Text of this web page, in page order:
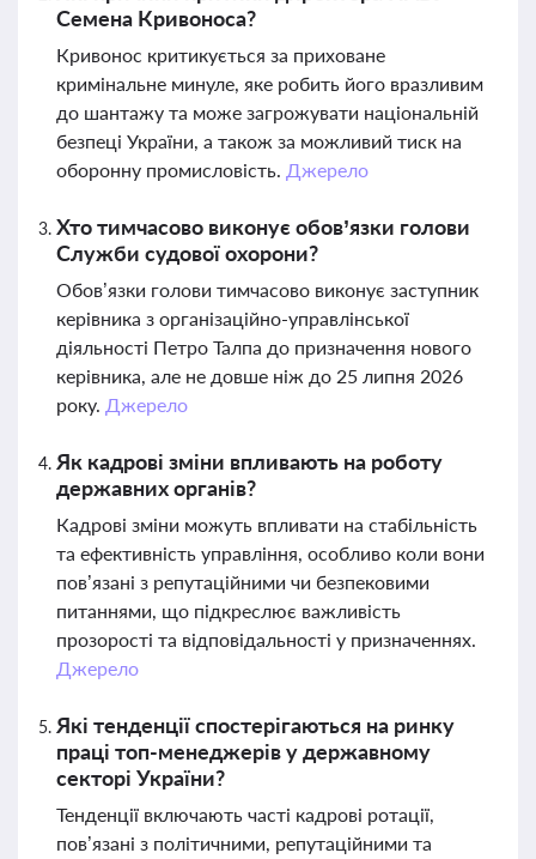
Семена Кривоноса?
Кривонос критикується за приховане
кримінальне минуле, яке робить його вразливим
до шантажу та може загрожувати національній
безпеці України, а також за можливий тиск на
оборонну промисловість. Джерело
Хто тимчасово виконує обов’язки голови
Служби судової охорони?
Обов’язки голови тимчасово виконує заступник
керівника з організаційно-управлінської
діяльності Петро Талпа до призначення нового
керівника, але не довше ніж до 25 липня 2026
року. Джерело
Як кадрові зміни впливають на роботу
державних органів?
Кадрові зміни можуть впливати на стабільність
та ефективність управління, особливо коли вони
пов’язані з репутаційними чи безпековими
питаннями, що підкреслює важливість
прозорості та відповідальності у призначеннях.
Джерело
Які тенденції спостерігаються на ринку
праці топ-менеджерів у державному
секторі України?
Тенденції включають часті кадрові ротації,
пов’язані з політичними, репутаційними та